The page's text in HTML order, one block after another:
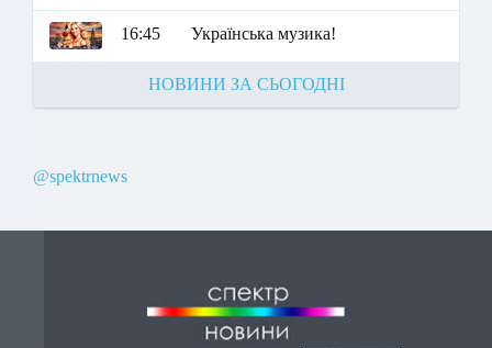
16:45 Українська музика!
НОВИНИ ЗА СЬОГОДНІ
@spektrnews